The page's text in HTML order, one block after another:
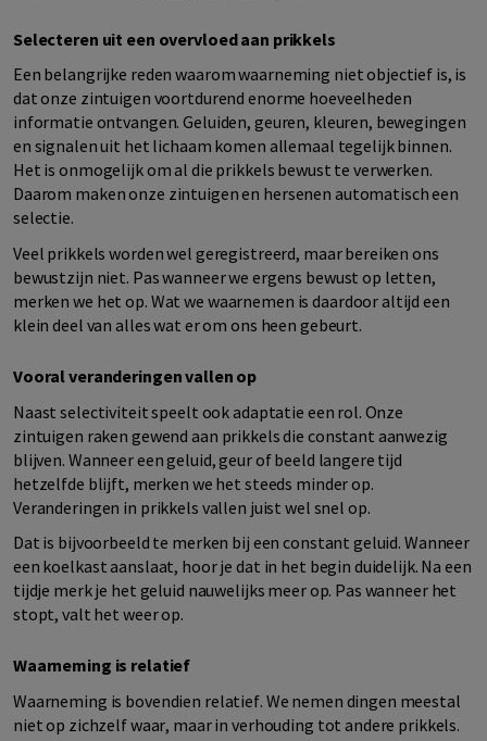
Selecteren uit een overvloed aan prikkels
Een belangrijke reden waarom waarneming niet objectief is, is
dat onze zintuigen voortdurend enorme hoeveelheden
informatie ontvangen. Geluiden, geuren, kleuren, bewegingen
en signalen uit het lichaam komen allemaal tegelijk binnen.
Het is onmogelijk om al die prikkels bewust te verwerken.
Daarom maken onze zintuigen en hersenen automatisch een
selectie.
Veel prikkels worden wel geregistreerd, maar bereiken ons
bewustzijn niet. Pas wanneer we ergens bewust op letten,
merken we het op. Wat we waarnemen is daardoor altijd een
klein deel van alles wat er om ons heen gebeurt.
Vooral veranderingen vallen op
Naast selectiviteit speelt ook adaptatie een rol. Onze
zintuigen raken gewend aan prikkels die constant aanwezig
blijven. Wanneer een geluid, geur of beeld langere tijd
hetzelfde blijft, merken we het steeds minder op.
Veranderingen in prikkels vallen juist wel snel op.
Dat is bijvoorbeeld te merken bij een constant geluid. Wanneer
een koelkast aanslaat, hoor je dat in het begin duidelijk. Na een
tijdje merk je het geluid nauwelijks meer op. Pas wanneer het
stopt, valt het weer op.
Waarneming is relatief
Waarneming is bovendien relatief. We nemen dingen meestal
niet op zichzelf waar, maar in verhouding tot andere prikkels.